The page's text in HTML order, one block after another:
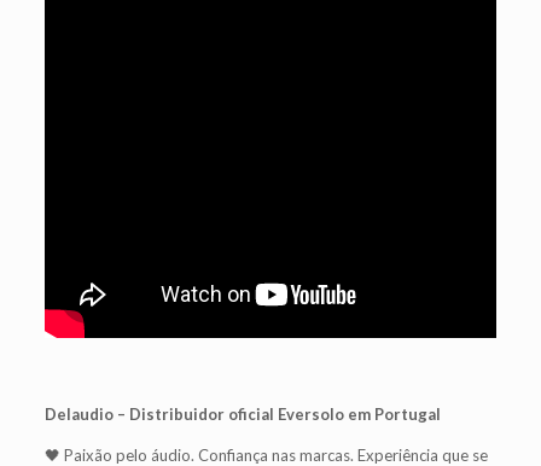
Delaudio – Distribuidor oficial Eversolo em Portugal
🖤 Paixão pelo áudio. Confiança nas marcas. Experiência que se